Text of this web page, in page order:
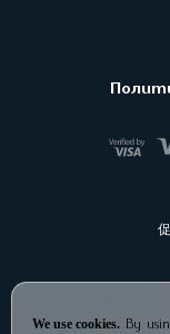
We use cookies. By